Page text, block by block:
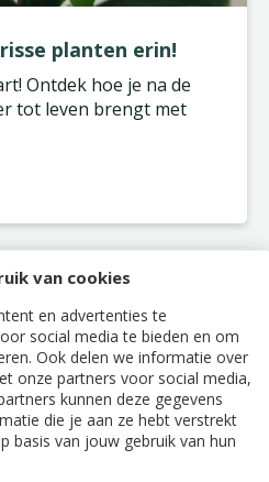
van cookies
en advertenties te
social media te bieden en om
Ook delen we informatie over
onze partners voor social media,
kunnen deze gegevens
die je aan ze hebt verstrekt
basis van jouw gebruik van hun
planten erin!
Ontdek hoe je na de
tot leven brengt met